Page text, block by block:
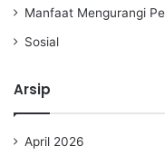
Manfaat Mengurangi
Sosial
Arsip
April 2026